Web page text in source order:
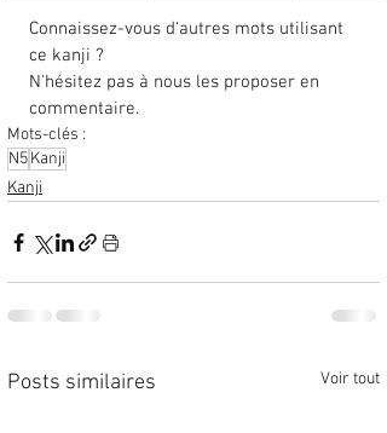
Connaissez-vous d'autres mots utilisant
ce kanji ?
N'hésitez pas à nous les proposer en
commentaire.
Mots-clés :
N5Kanji
Kanji
Posts similaires Voir tout